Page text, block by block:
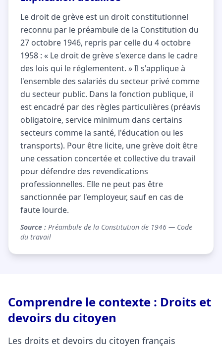
Le droit de grève est un droit constitutionnel
reconnu par le préambule de la Constitution du
27 octobre 1946, repris par celle du 4 octobre
1958 : « Le droit de grève s'exerce dans le cadre
des lois qui le réglementent. » Il s'applique à
l'ensemble des salariés du secteur privé comme
du secteur public. Dans la fonction publique, il
est encadré par des règles particulières (préavis
obligatoire, service minimum dans certains
secteurs comme la santé, l'éducation ou les
transports). Pour être licite, une grève doit être
une cessation concertée et collective du travail
pour défendre des revendications
professionnelles. Elle ne peut pas être
sanctionnée par l'employeur, sauf en cas de
faute lourde.
Source : Préambule de la Constitution de 1946 — Code
du travail
Comprendre le contexte : Droits et
devoirs du citoyen
Les droits et devoirs du citoyen français